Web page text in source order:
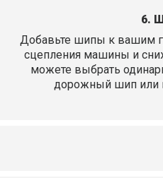
6.
Добавьте шипы к вашим
сцепления машины и
можете выбрать
дорожный шип или